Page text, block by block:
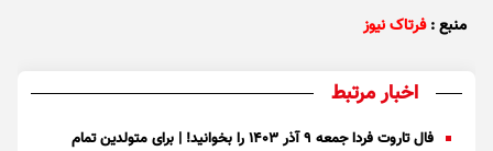
منبع : فرتاک نیوز
اخبار مرتبط
فال تاروت فردا جمعه ۹ آذر ۱۴۰۳ را بخوانید! | برای متولدین تمام